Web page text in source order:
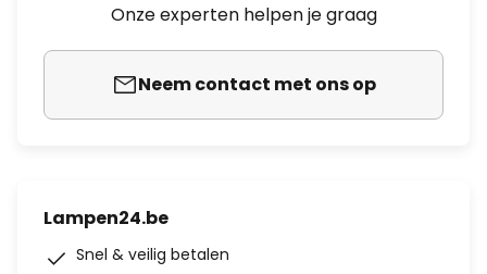
Onze experten helpen je graag
Neem contact met ons op
Lampen24.be
Snel & veilig betalen